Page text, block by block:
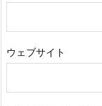
ウェブサイト